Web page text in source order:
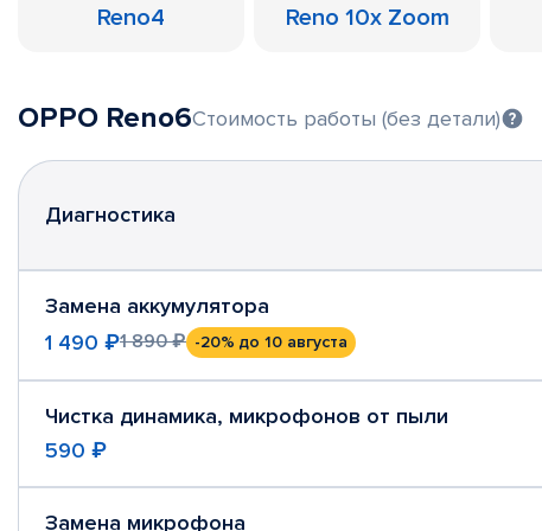
Reno4 Reno 10x Zoom
OPPO Reno6Стоимость работы (без детали)
Диагностика
Замена аккумулятора
1 490 ₽1 890 ₽ -20% до 10 августа
Чистка динамика, микрофонов от пыли
590 ₽
Замена микрофона